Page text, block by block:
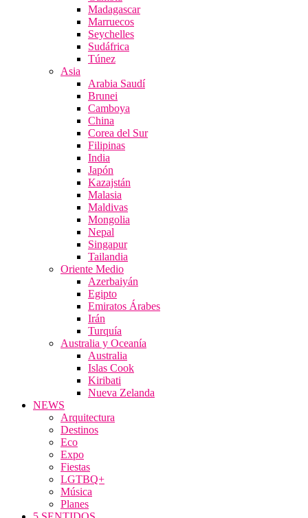
Madagascar
Marruecos
Seychelles
Sudáfrica
Túnez
Asia
Arabia Saudí
Brunei
Camboya
China
Corea del Sur
Filipinas
India
Japón
Kazajstán
Malasia
Maldivas
Mongolia
Nepal
Singapur
Tailandia
Oriente Medio
Azerbaiyán
Egipto
Emiratos Árabes
Irán
Turquía
Australia y Oceanía
Australia
Islas Cook
Kiribati
Nueva Zelanda
NEWS
Arquitectura
Destinos
Eco
Expo
Fiestas
LGTBQ+
Música
Planes